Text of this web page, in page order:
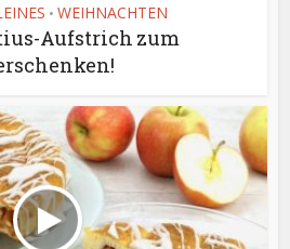
• WEIHNACHTEN
Aufstrich zum